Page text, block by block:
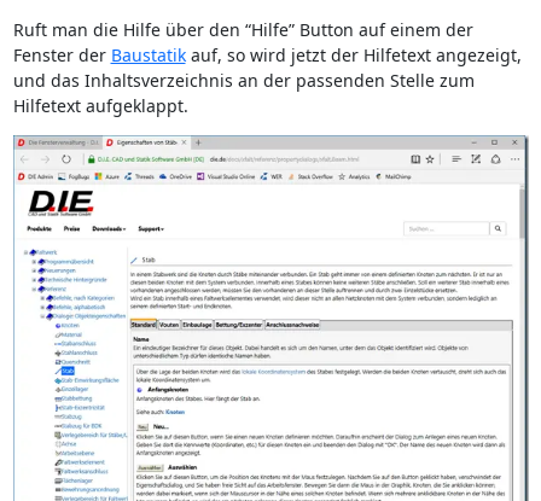
Ruft man die Hilfe über den “Hilfe” Button auf einem der
Fenster der Baustatikauf, so wird jetzt der Hilfetext angezeigt,
und das Inhaltsverzeichnis an der passenden Stelle zum
Hilfetext aufgeklappt.